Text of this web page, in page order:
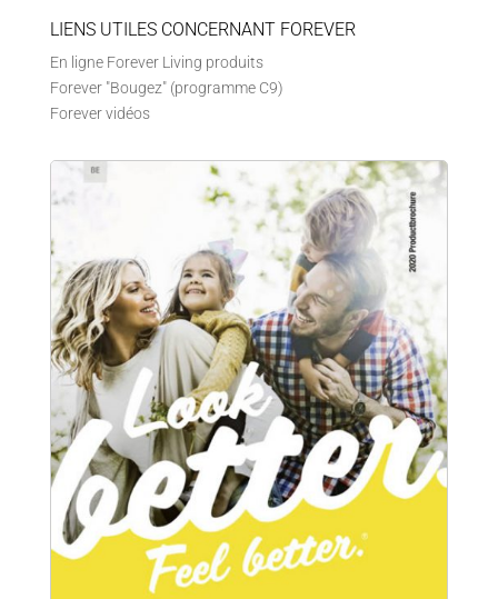
LIENS UTILES CONCERNANT FOREVER
En ligne Forever Living produits
Forever "Bougez" (programme C9)
Forever vidéos